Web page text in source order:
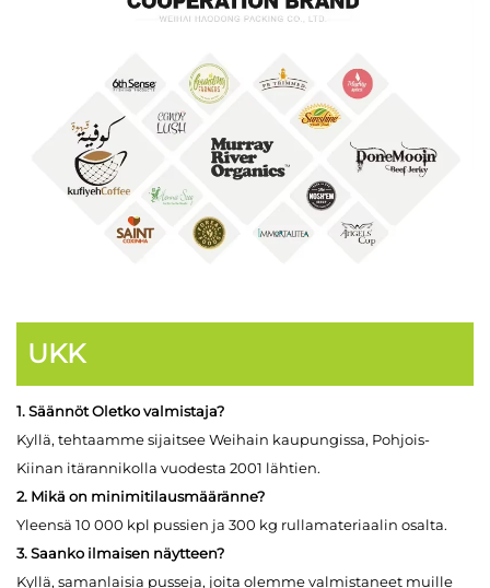
UKK
1. Säännöt Oletko valmistaja?
Kyllä, tehtaamme sijaitsee Weihain kaupungissa, Pohjois-
Kiinan itärannikolla vuodesta 2001 lähtien.
2. Mikä on minimitilausmääränne?
Yleensä 10 000 kpl pussien ja 300 kg rullamateriaalin osalta.
3. Saanko ilmaisen näytteen?
Kyllä, samanlaisia pusseja, joita olemme valmistaneet muille